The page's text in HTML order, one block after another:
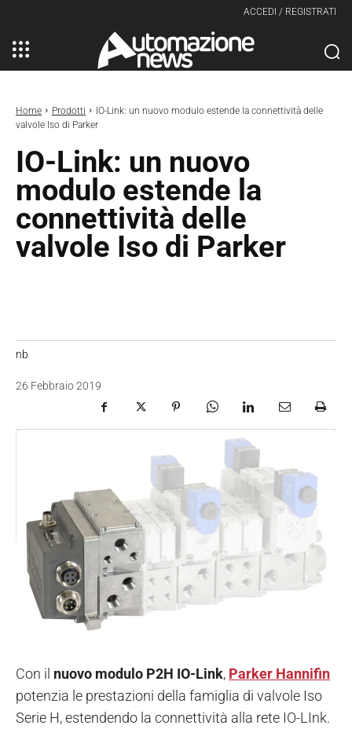
ACCEDI / REGISTRATI
Home Prodotti
IO-Link: un nuovo modulo estende la connettività delle
valvole Iso di Parker
IO-Link: un nuovo
modulo estende la
connettività delle
valvole Iso di Parker
nb
26 Febbraio 2019
Con il nuovo modulo P2H IO-Link, Parker Hannifin
potenzia le prestazioni della famiglia di valvole Iso
Serie H, estendendo la connettività alla rete IO-LInk.